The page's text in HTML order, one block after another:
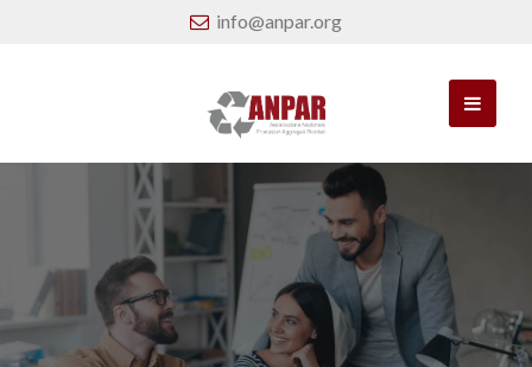
info@anpar.org